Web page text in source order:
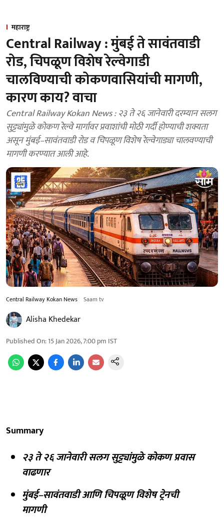
महाराष्ट्र
Central Railway : मुंबई ते सावंतवाडी
रोड, चिपळूण विशेष रेल्वेगाडी
चालविण्याची कोकणवासियांची मागणी,
कारण काय? वाचा
Central Railway Kokan News : २३ ते २६ जानेवारी दरम्यान सलग
सुट्ट्यांमुळे कोकण रेल्वे मार्गावर प्रवाशांची मोठी गर्दी होण्याची शक्यता
असून मुंबई–सावंतवाडी रोड व चिपळूण विशेष रेल्वेगाड्या चालवण्याची
मागणी करण्यात आली आहे.
Central Railway Kokan News Saam tv
Alisha Khedekar
Published On:15 Jan 2026, 7:00 pm IST
Summary
२३ ते २६ जानेवारी सलग सुट्ट्यांमुळे कोकण प्रवास
वाढणार
मुंबई–सावंतवाडी आणि चिपळूण विशेष ट्रेनची
मागणी